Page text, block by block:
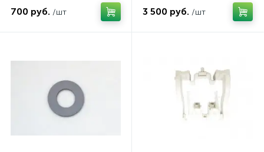
700 руб. /шт 3 500 руб. /шт